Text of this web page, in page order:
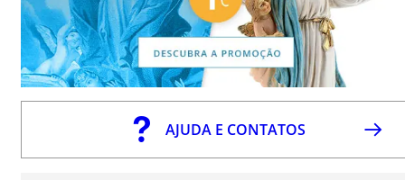
AJUDA E CONTATOS